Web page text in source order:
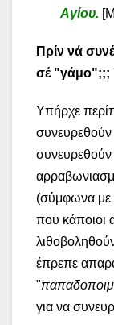
Αγίου.
Πρίν νά
σέ "γάμο";;;
Υπήρχε
(σύμφωνα με
που κάποιοι
έπρεπε
"
για να